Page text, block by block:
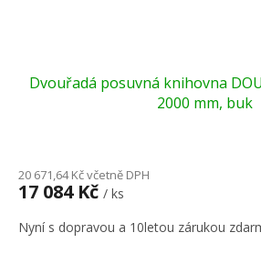
Dvouřadá posuvná knihovna
2000 mm, buk
20 671,64 Kč včetně DPH
17 084 Kč / ks
Nyní s dopravou a 10letou zárukou